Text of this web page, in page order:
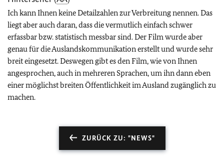
Ich kann Ihnen keine Detailzahlen zur Verbreitung nennen. Das
liegt aber auch daran, dass die vermutlich einfach schwer
erfassbar bzw. statistisch messbar sind. Der Film wurde aber
genau für die Auslandskommunikation erstellt und wurde sehr
breit eingesetzt. Deswegen gibt es den Film, wie von Ihnen
angesprochen, auch in mehreren Sprachen, um ihn dann eben
einer möglichst breiten Öffentlichkeit im Ausland zugänglich zu
machen.
ZURÜCK ZU: "NEWS"